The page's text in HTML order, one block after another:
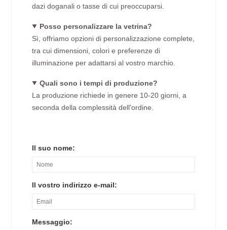
dazi doganali o tasse di cui preoccuparsi.
Posso personalizzare la vetrina?
Sì, offriamo opzioni di personalizzazione complete,
tra cui dimensioni, colori e preferenze di
illuminazione per adattarsi al vostro marchio.
Quali sono i tempi di produzione?
La produzione richiede in genere 10-20 giorni, a
seconda della complessità dell'ordine.
Il suo nome:
Il vostro indirizzo e-mail:
Messaggio: